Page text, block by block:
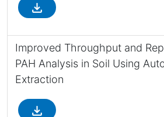
file_download
Improved Throughput and
PAH Analysis in Soil Using
Extraction
file_download